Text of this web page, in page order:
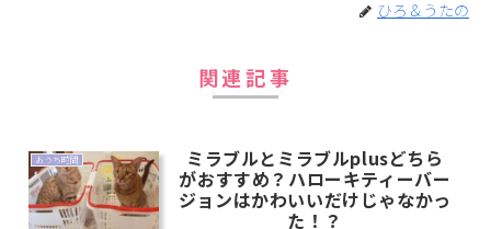
ひろ＆うたの
関連記事
おうち時間 ミラブルとミラブルplusどちら
がおすすめ？ハローキティーバー
ジョンはかわいいだけじゃなかっ
た！？